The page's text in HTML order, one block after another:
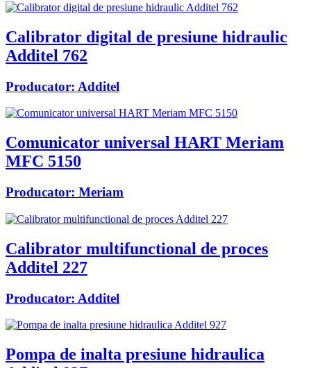
Calibrator digital de presiune hidraulic
Additel 762
Producator: Additel
Comunicator universal HART Meriam
MFC 5150
Producator: Meriam
Calibrator multifunctional de proces
Additel 227
Producator: Additel
Pompa de inalta presiune hidraulica